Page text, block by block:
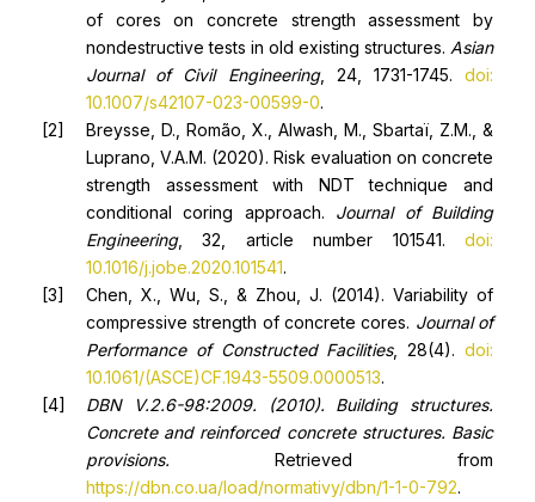
of cores on concrete strength assessment by
nondestructive tests in old existing structures. Asian
Journal of Civil Engineering, 24, 1731-1745. doi:
10.1007/s42107-023-00599-0.
Breysse, D., Romão, X., Alwash, M., Sbartaï, Z.M., &
Luprano, V.A.M. (2020). Risk evaluation on concrete
strength assessment with NDT technique and
conditional coring approach. Journal of Building
Engineering, 32, article number 101541. doi:
10.1016/j.jobe.2020.101541.
Chen, X., Wu, S., & Zhou, J. (2014). Variability of
compressive strength of concrete cores. Journal of
Performance of Constructed Facilities, 28(4).doi:
10.1061/(ASCE)CF.1943-5509.0000513.
DBN V.2.6-98:2009. (2010). Building structures.
Concrete and reinforced concrete structures. Basic
provisions. Retrieved from
https://dbn.co.ua/load/normativy/dbn/1-1-0-792.